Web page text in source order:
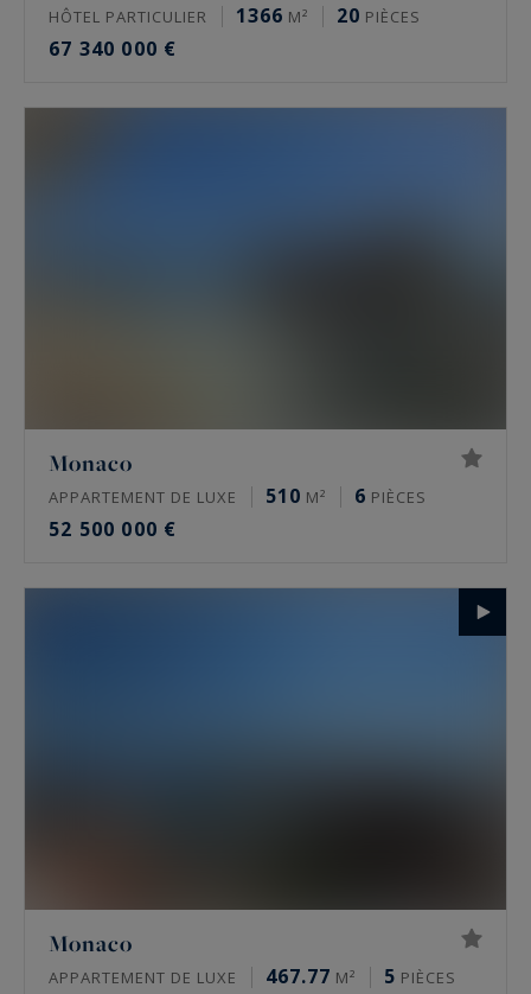
HÔTEL PARTICULIER 1366 M² 20 PIÈCES
67 340 000 €
Monaco
APPARTEMENT DE LUXE 510 M² 6 PIÈCES
52 500 000 €
Monaco
APPARTEMENT DE LUXE 467.77 M² 5 PIÈCES